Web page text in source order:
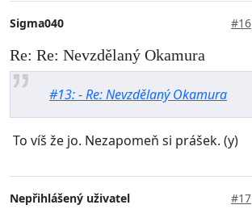
Sigma040 #16
Re: Re: Nevzdělaný Okamura
#13: - Re: Nevzdělaný Okamura
To víš že jo. Nezapomeň si prášek. (y)
Nepřihlášený uživatel #17